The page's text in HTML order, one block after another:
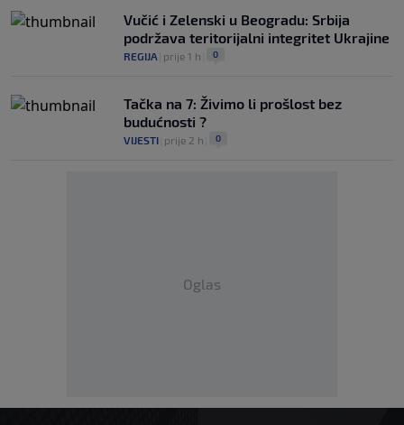
Vučić i Zelenski u Beogradu: Srbija
podržava teritorijalni integritet Ukrajine
REGIJA prije 1 h 0
Tačka na 7: Živimo li prošlost bez
budućnosti ?
VIJESTI prije 2 h 0
Oglas